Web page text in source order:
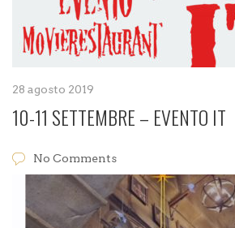
28 agosto 2019
10-11 SETTEMBRE – EVENTO IT
No Comments